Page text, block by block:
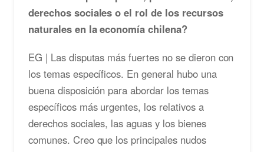
derechos sociales o el rol de los recursos
naturales en la economía chilena?
EG | Las disputas más fuertes no se dieron con
los temas específicos. En general hubo una
buena disposición para abordar los temas
específicos más urgentes, los relativos a
derechos sociales, las aguas y los bienes
comunes. Creo que los principales nudos